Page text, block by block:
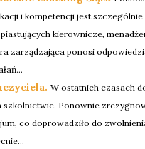
i kompetencji jest szczególnie
kierownicze,
zarządzająca ponosi
W ostatnich czasach
szkolnictwie. Ponownie
co doprowadziło do